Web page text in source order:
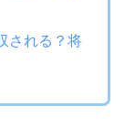
される？将